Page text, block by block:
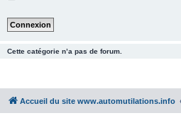
Cette catégorie n’a pas de forum.
Accueil du site www.automutilations.info